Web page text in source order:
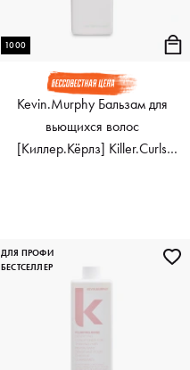
1000
Kevin.Murphy Бальзам для
вьющихся волос
[Киллер.Кёрлз] Killer.Curls
ДЛЯ ПРОФИ
БЕСТСЕЛЛЕР